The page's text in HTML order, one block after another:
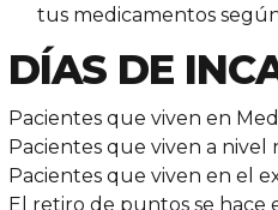
tus medicamentos
DÍAS DE
Pacientes que viven en
Pacientes que viven a nivel
Pacientes que viven en el
El retiro de puntos se hace